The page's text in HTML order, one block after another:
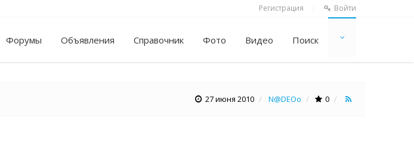
Регистрация Войти
Форумы Объявления Справочник Фото Видео Поиск
27 июня 2010 N@DEOo 0